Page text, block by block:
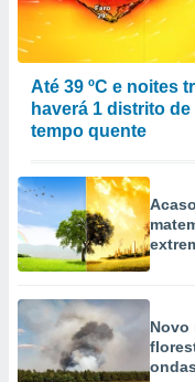
Até 39 ºC e noites
haverá 1 distrito
tempo quente
Novo